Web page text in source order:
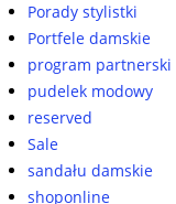
Porady stylistki
Portfele damskie
program partnerski
pudelek modowy
reserved
Sale
sandału damskie
shoponline